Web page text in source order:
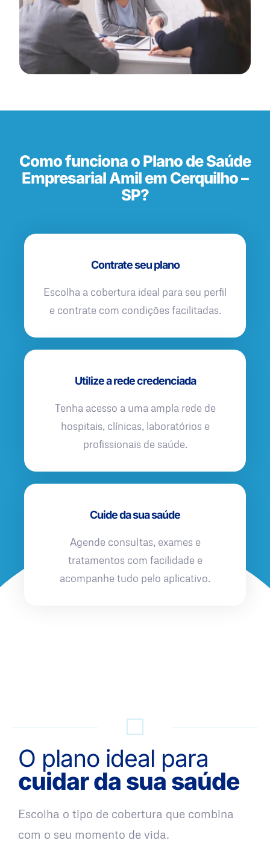
Como funciona o Plano de Saúde
Empresarial Amil em Cerquilho –
SP?
Contrate seu plano
Escolha a cobertura ideal para seu perfil
e contrate com condições facilitadas.
Utilize a rede credenciada
Tenha acesso a uma ampla rede de
hospitais, clínicas, laboratórios e
profissionais de saúde.
Cuide da sua saúde
Agende consultas, exames e
tratamentos com facilidade e
acompanhe tudo pelo aplicativo.
O plano ideal para
cuidar da sua saúde
Escolha o tipo de cobertura que combina
com o seu momento de vida.